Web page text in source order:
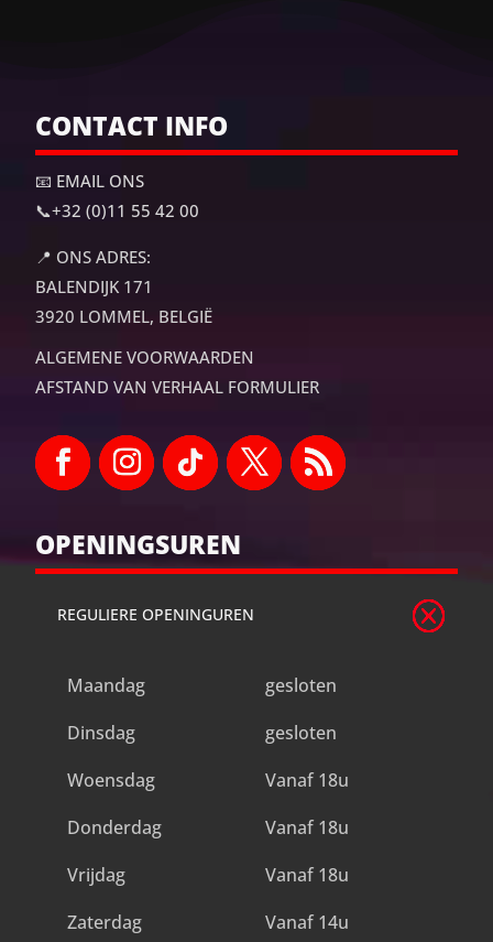
CONTACT INFO
📧 EMAIL ONS
📞+32 (0)11 55 42 00
📍 ONS ADRES:
BALENDIJK 171
3920 LOMMEL, BELGIË
ALGEMENE VOORWAARDEN
AFSTAND VAN VERHAAL FORMULIER
OPENINGSUREN
REGULIERE OPENINGUREN
Maandag
gesloten
Dinsdag
gesloten
Woensdag
Vanaf 18u
Donderdag
Vanaf 18u
Vrijdag
Vanaf 18u
Zaterdag
Vanaf 14u